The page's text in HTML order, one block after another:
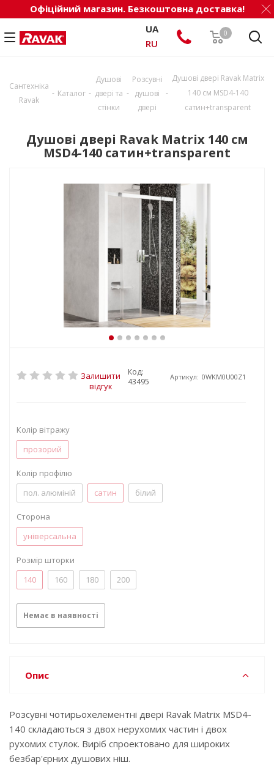
Офіційний магазин. Безкоштовна доставка!
0
UA
RU
Сантехніка
Ravak
- Каталог -
Душові
двері та
стінки
-
Розсувні
душові
двері
-
Душові двері Ravak Matrix
140 см MSD4-140
сатин+transparent
Душові двері Ravak Matrix 140 см
MSD4-140 сатин+transparent
Залишити
відгук
Код:
43495
Артикул: 0WKM0U00Z1
Колір вітражу
прозорий
Колір профілю
пол. алюміній
сатин білий
Сторона
універсальна
Розмір шторки
140
160 180 200
Немає в наявності
Опис
Розсувні чотирьохелементні двері Ravak Matrix MSD4-
140 складаються з двох нерухомих частин і двох
рухомих стулок. Виріб спроектовано для широких
безбар'єрних душових ніш.